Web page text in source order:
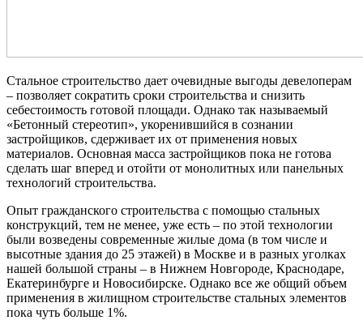
Стальное строительство дает очевидные выгоды девелоперам
– позволяет сократить сроки строительства и снизить
себестоимость готовой площади. Однако так называемый
«Бетонный стереотип», укоренившийся в сознании
застройщиков, сдерживает их от применения новых
материалов. Основная масса застройщиков пока не готова
сделать шаг вперед и отойти от монолитных или панельных
технологий строительства.
Опыт гражданского строительства с помощью стальных
конструкций, тем не менее, уже есть – по этой технологии
были возведены современные жилые дома (в том числе и
высотные здания до 25 этажей) в Москве и в разных уголках
нашей большой страны – в Нижнем Новгороде, Краснодаре,
Екатеринбурге и Новосибирске. Однако все же общий объем
применения в жилищном строительстве стальных элементов
пока чуть больше 1%.